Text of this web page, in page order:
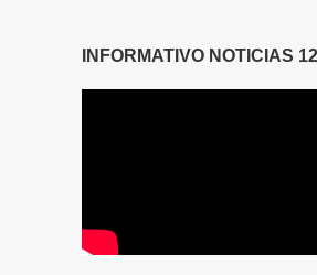
INFORMATIVO NOTICIAS 12